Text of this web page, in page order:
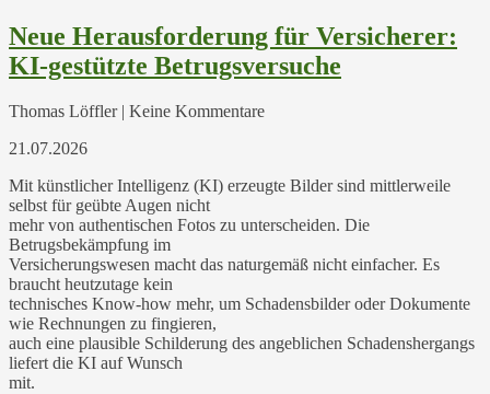
Neue Herausforderung für Versicherer:
KI-gestützte Betrugsversuche
Thomas Löffler | Keine Kommentare
21.07.2026
Mit künstlicher Intelligenz (KI) erzeugte Bilder sind mittlerweile
selbst für geübte Augen nicht
mehr von authentischen Fotos zu unterscheiden. Die
Betrugsbekämpfung im
Versicherungswesen macht das naturgemäß nicht einfacher. Es
braucht heutzutage kein
technisches Know-how mehr, um Schadensbilder oder Dokumente
wie Rechnungen zu fingieren,
auch eine plausible Schilderung des angeblichen Schadenshergangs
liefert die KI auf Wunsch
mit.